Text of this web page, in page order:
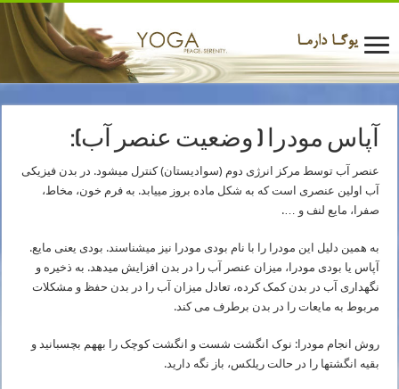
آپاس مودرا ( وضعیت عنصر آب):
عنصر آب توسط مرکز انرژی دوم (سوادیستان) کنترل می­شود. در بدن فیزیکی
آب اولین عنصری است که به شکل ماده بروز می­یابد. به فرم خون، مخاط،
صفرا، مایع لنف و ….
به همین دلیل این مودرا را با نام بودی مودرا نیز می­شناسند. بودی یعنی مایع.
آپاس یا بودی مودرا، میزان عنصر آب را در بدن افزایش می­دهد. به ذخیره و
نگهداری آب در بدن کمک کرده، تعادل میزان آب را در بدن حفظ و مشکلات
مربوط به مایعات را در بدن برطرف می ­کند.
روش انجام مودرا: نوک انگشت شست و انگشت کوچک را به­هم بچسبانید و
بقیه انگشت­ها را در حالت ریلکس، باز نگه دارید.